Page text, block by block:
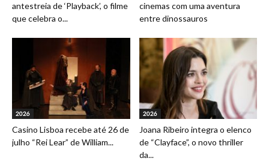
antestreia de ‘Playback’, o filme
que celebra o...
cinemas com uma aventura
entre dinossauros
2026
Casino Lisboa recebe até 26 de
julho “Rei Lear” de William...
2026
Joana Ribeiro integra o elenco
de “Clayface”, o novo thriller
da...